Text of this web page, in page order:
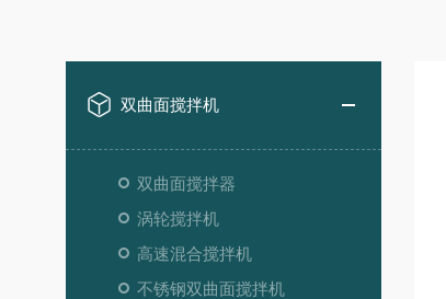
双曲面搅拌机
双曲面搅拌器
涡轮搅拌机
高速混合搅拌机
不锈钢双曲面搅拌机